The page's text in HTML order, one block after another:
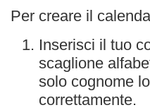
Per creare il
Inserisci il tuo
scaglione
solo cognome
correttamente.